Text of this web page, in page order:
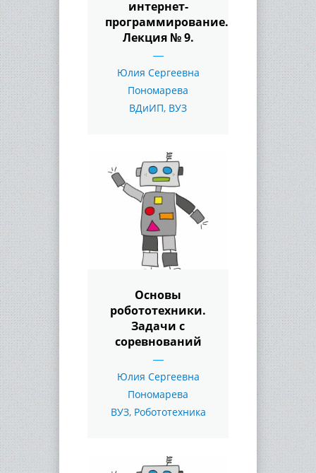
интернет-
программирование.
Лекция № 9.
Юлия Сергеевна
Пономарева
ВДиИП, ВУЗ
Основы
робототехники.
Задачи с
соревнований
Юлия Сергеевна
Пономарева
ВУЗ, Робототехника